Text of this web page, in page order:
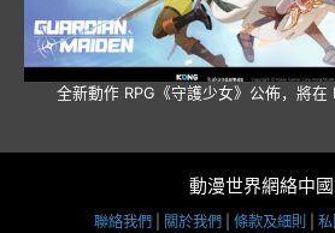
全新動作 RPG《守護少女》公佈，將在
動漫世界網絡中
聯絡我們 關於我們 條款及細則